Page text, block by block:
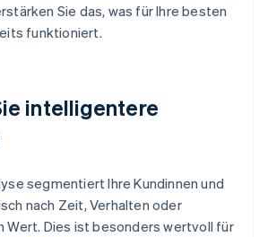
Sie das, was für Ihre besten
funktioniert.
intelligentere
segmentiert Ihre Kundinnen und
nach Zeit, Verhalten oder
Dies ist besonders wertvoll für